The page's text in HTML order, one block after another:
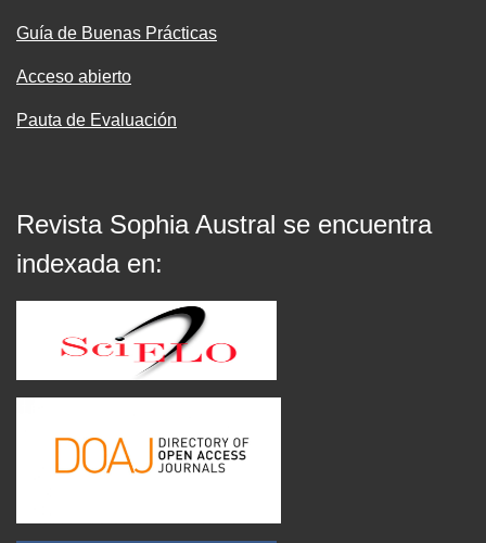
Guía de Buenas Prácticas
Acceso abierto
Pauta de Evaluación
Revista Sophia Austral se encuentra
indexada en: